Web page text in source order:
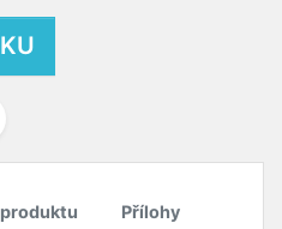
Přílohy